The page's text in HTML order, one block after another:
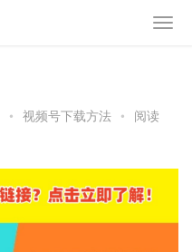
• 视频号下载方法 • 阅读